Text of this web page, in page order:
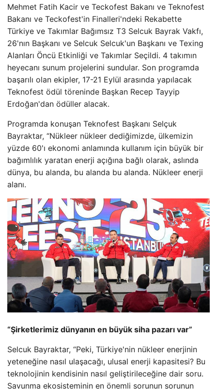
Mehmet Fatih Kacir ve Teckofest Bakanı ve Teknofest
Bakanı ve Teckofest'in Finalleri'ndeki Rekabette
Türkiye ve Takımlar Bağımsız T3 Selcuk Bayrak Vakfı,
26'nın Başkanı ve Selcuk Selcuk'un Başkanı ve Texing
Alanları Öncü Etkinliği ve Takımlar Seçildi. 4 takımın
heyecanı sunum projelerini sundular. Son programda
başarılı olan ekipler, 17-21 Eylül arasında yapılacak
Teknofest ödül töreninde Başkan Recep Tayyip
Erdoğan'dan ödüller alacak.
Programda konuşan Teknofest Başkanı Selçuk
Bayraktar, “Nükleer nükleer dediğimizde, ülkemizin
yüzde 60'ı ekonomi anlamında kullanım için büyük bir
bağımlılık yaratan enerji açığına bağlı olarak, aslında
dünya, bu alanda, bu alanda bu alanda. Nükleer enerji
alanı.
“Şirketlerimiz dünyanın en büyük siha pazarı var”
Selcuk Bayraktar, “Peki, Türkiye'nin nükleer enerjinin
yeteneğine nasıl ulaşacağı, ulusal enerji kapasitesi? Bu
teknolojinin kendisinin nasıl geliştirileceğine dair soru.
Savunma ekosisteminin en önemli sorunun sorunun